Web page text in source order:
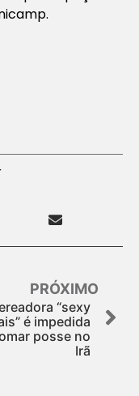
PRÓXIMO
“sexy
é impedida
posse no
Irã